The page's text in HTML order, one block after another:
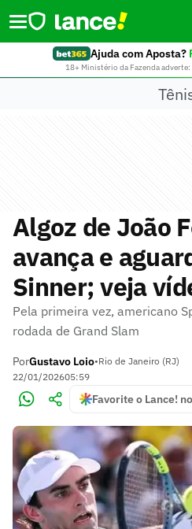
Ajuda com Aposta?
18+ Ministério da Fazenda
Algoz de João
avança e
Sinner; veja
Pela primeira vez, americano
rodada de Grand Slam
PorGustavo Loio•Rio de Janeiro (RJ)
22/01/202605:59
Favorite o Lance!